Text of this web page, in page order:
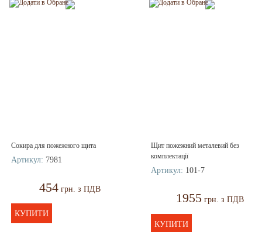
Сокира для пожежного щита
Артикул: 7981
454 грн. з ПДВ
КУПИТИ
Щит пожежний металевий без
комплектації
Артикул: 101-7
1955грн. з ПДВ
КУПИТИ